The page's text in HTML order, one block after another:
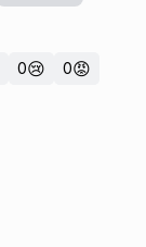
0😢 0😡